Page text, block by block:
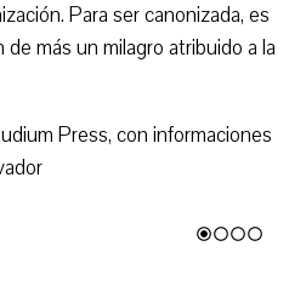
Para ser canonizada, es
más un milagro atribuido a la
Press, con informaciones